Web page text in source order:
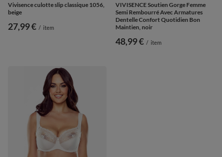
Vivisence culotte slip classique 1056,
beige
27,99 € / item
VIVISENCE Soutien Gorge Femme
Semi Rembourré Avec Armatures
Dentelle Confort Quotidien Bon
Maintien, noir
48,99 € / item